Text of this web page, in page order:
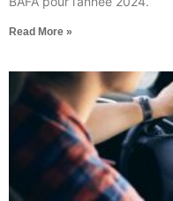
Read More »